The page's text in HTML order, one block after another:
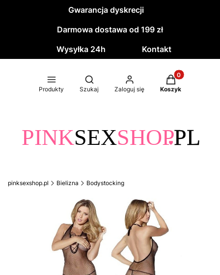
Gwarancja dyskrecji
Darmowa dostawa od 199 zł
Wysyłka 24h
Kontakt
Produkty
Otwórz wyszukiwarkę
Szukaj Zaloguj się
Produkty w
Koszyk
pinksexshop.pl Bielizna Bodystocking